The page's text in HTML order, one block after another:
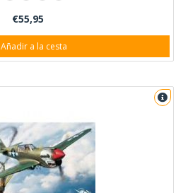
€55,95
Añadir a la cesta